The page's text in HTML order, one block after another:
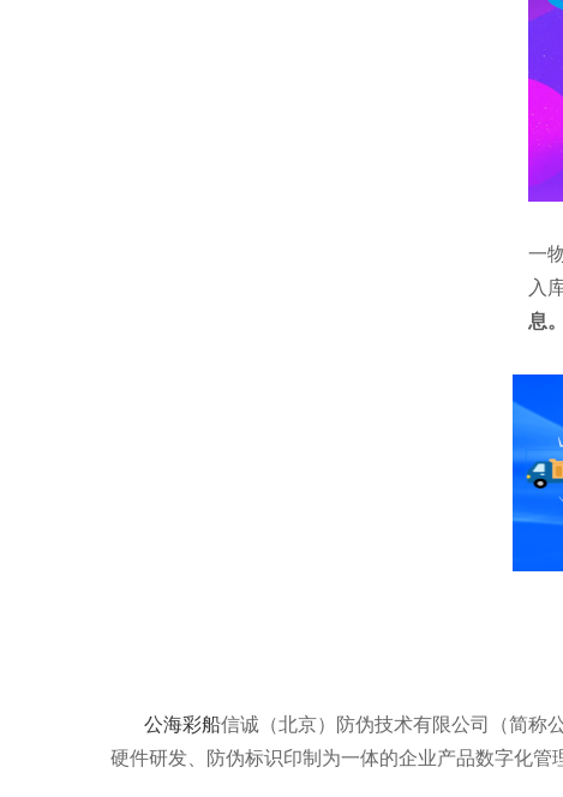
一
入
息。
公海彩船信诚（北京）防伪技术有限公司（简称
硬件研发、防伪标识印制为一体的企业产品数字化管